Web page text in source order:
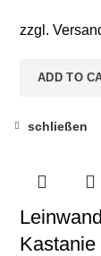
zzgl.
ADD TO
schließen
Kastanie